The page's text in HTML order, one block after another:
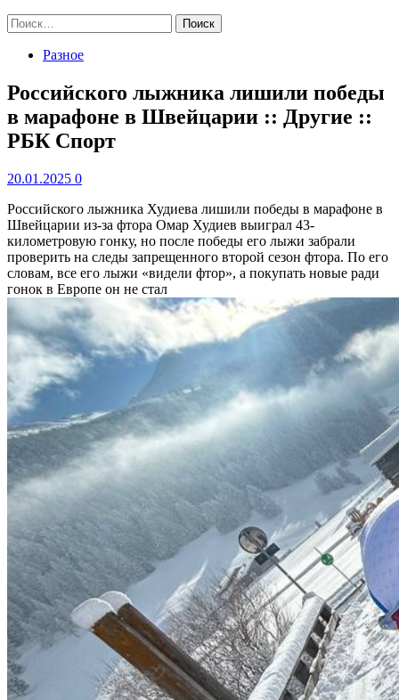
Найти:
Разное
Российского лыжника лишили победы
в марафоне в Швейцарии :: Другие ::
РБК Спорт
20.01.2025 0
Российского лыжника Худиева лишили победы в марафоне в
Швейцарии из-за фтора Омар Худиев выиграл 43-
километровую гонку, но после победы его лыжи забрали
проверить на следы запрещенного второй сезон фтора. По его
словам, все его лыжи «видели фтор», а покупать новые ради
гонок в Европе он не стал